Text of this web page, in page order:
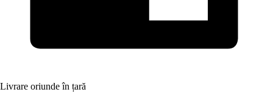
Livrare oriunde în țară